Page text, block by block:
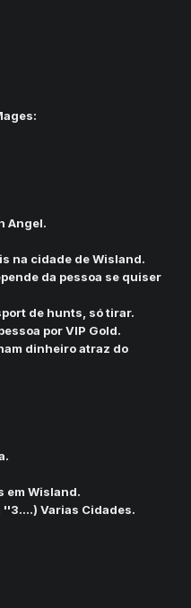
Angel.
na cidade de Wisland.
da pessoa se quiser
de hunts, só tirar.
por VIP Gold.
dinheiro atraz do
em Wisland.
Varias Cidades.